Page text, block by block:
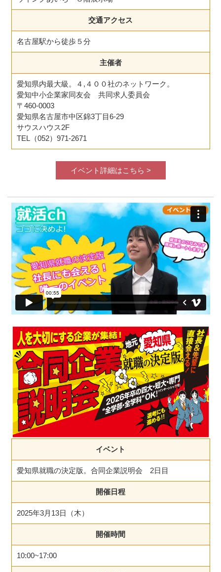
交通アクセス
名古屋駅から徒歩５分
主催者
愛知県内最大級。４,４００社のネットワーク。
愛知中小企業家同友会 共同求人委員会
〒460-0003
愛知県名古屋市中区錦3丁目6-29
サウスハウス2F
TEL（052）971-2671
イベント詳細はこちら >
イベント
愛知県就職の決定版。合同企業説明会 2日目
開催日程
2025年3月13日（木）
開催時間
10:00~17:00